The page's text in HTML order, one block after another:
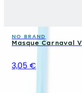
NO BRAND
Masque Carnaval
3,05 €